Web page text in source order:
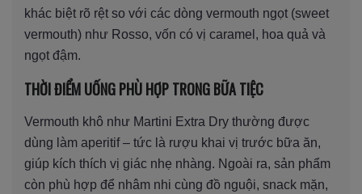
khác biệt rõ rệt so với các dòng vermouth ngọt (sweet
vermouth) như Rosso, vốn có vị caramel, hoa quả và
ngọt đậm.
THỜI ĐIỂM UỐNG PHÙ HỢP TRONG BỮA TIỆC
Vermouth khô như Martini Extra Dry thường được
dùng làm aperitif – tức là rượu khai vị trước bữa ăn,
giúp kích thích vị giác nhẹ nhàng. Ngoài ra, sản phẩm
còn phù hợp để nhâm nhi cùng đồ nguội, snack mặn,